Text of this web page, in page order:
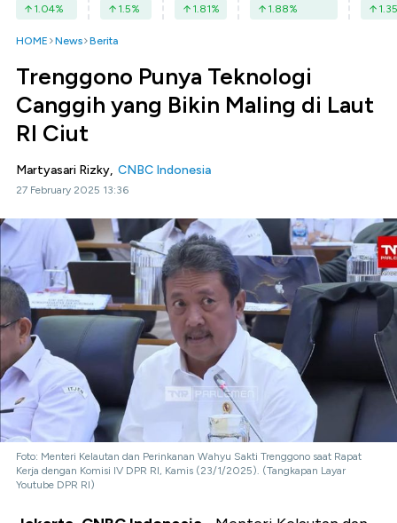
1.04% 1.5% 1.81% 1.88% 1.35
HOME News Berita
Trenggono Punya Teknologi
Canggih yang Bikin Maling di Laut
RI Ciut
Martyasari Rizky, CNBC Indonesia
27 February 2025 13:36
Foto: Menteri Kelautan dan Perinkanan Wahyu Sakti Trenggono saat Rapat
Kerja dengan Komisi IV DPR RI, Kamis (23/1/2025). (Tangkapan Layar
Youtube DPR RI)